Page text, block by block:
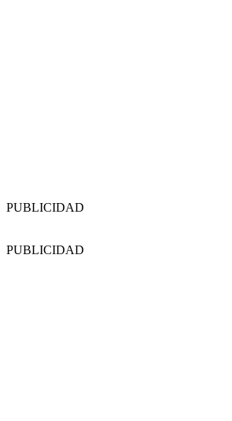
PUBLICIDAD
PUBLICIDAD